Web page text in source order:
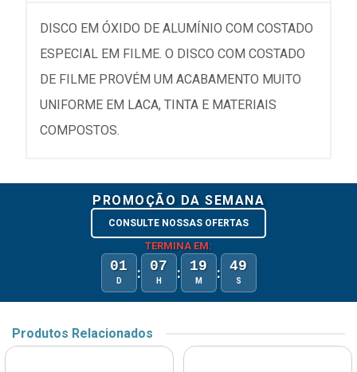
DISCO EM ÓXIDO DE ALUMÍNIO COM COSTADO
ESPECIAL EM FILME. O DISCO COM COSTADO
DE FILME PROVÉM UM ACABAMENTO MUITO
UNIFORME EM LACA, TINTA E MATERIAIS
COMPOSTOS.
PROMOÇÃO DA SEMANA
CONSULTE NOSSAS OFERTAS
TERMINA EM:
01
D : 07
H : 19
M : 49
S
Produtos Relacionados